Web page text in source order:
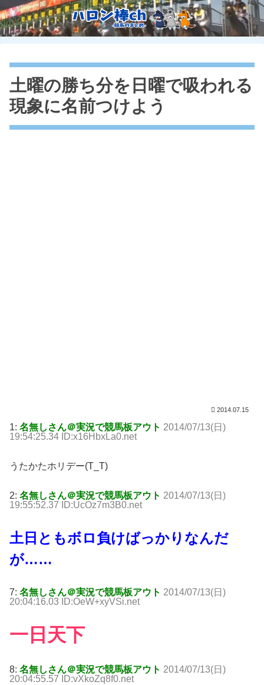
土曜の勝ち分を日曜で吸われる
現象に名前つけよう
2014.07.15
1: 名無しさん＠実況で競馬板アウト 2014/07/13(日)
19:54:25.34 ID:x16HbxLa0.net
うたかたホリデー(T_T)
2: 名無しさん＠実況で競馬板アウト 2014/07/13(日)
19:55:52.37 ID:UcOz7m3B0.net
土日ともボロ負けばっかりなんだ
が……
7: 名無しさん＠実況で競馬板アウト 2014/07/13(日)
20:04:16.03 ID:OeW+xyVSi.net
一日天下
8: 名無しさん＠実況で競馬板アウト 2014/07/13(日)
20:04:55.57 ID:vXkoZq8f0.net